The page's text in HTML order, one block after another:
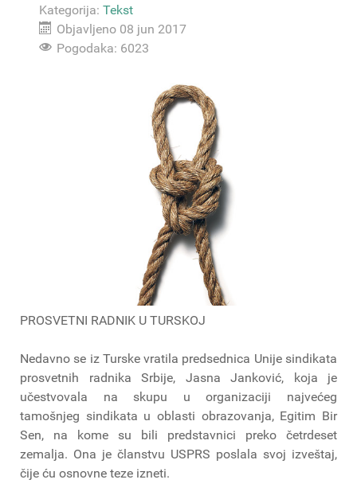
Kategorija: Tekst
Objavljeno 08 jun 2017
Pogodaka: 6023
PROSVETNI RADNIK U TURSKOJ
Nedavno se iz Turske vratila predsednica Unije sindikata
prosvetnih radnika Srbije, Jasna Janković, koja je
učestvovala na skupu u organizaciji najvećeg
tamošnjeg sindikata u oblasti obrazovanja, Egitim Bir
Sen, na kome su bili predstavnici preko četrdeset
zemalja. Ona je članstvu USPRS poslala svoj izveštaj,
čije ću osnovne teze izneti.